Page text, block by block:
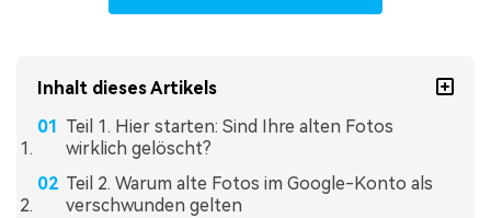
Inhalt dieses Artikels
Teil 1. Hier starten: Sind Ihre alten Fotos
wirklich gelöscht?
Teil 2. Warum alte Fotos im Google-Konto als
verschwunden gelten